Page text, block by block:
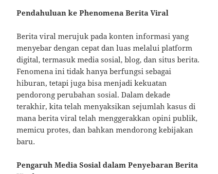
Pendahuluan ke Phenomena Berita Viral
Berita viral merujuk pada konten informasi yang
menyebar dengan cepat dan luas melalui platform
digital, termasuk media sosial, blog, dan situs berita.
Fenomena ini tidak hanya berfungsi sebagai
hiburan, tetapi juga bisa menjadi kekuatan
pendorong perubahan sosial. Dalam dekade
terakhir, kita telah menyaksikan sejumlah kasus di
mana berita viral telah menggerakkan opini publik,
memicu protes, dan bahkan mendorong kebijakan
baru.
Pengaruh Media Sosial dalam Penyebaran Berita